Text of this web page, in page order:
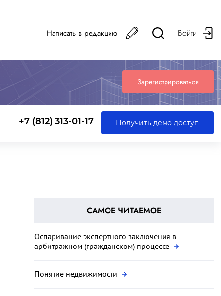
Написать в редакцию Войти
Зарегистрироваться
+7 (812) 313-01-17 Получить демо доступ
САМОЕ ЧИТАЕМОЕ
Оспаривание экспертного заключения в
арбитражном (гражданском) процессе
Понятие недвижимости